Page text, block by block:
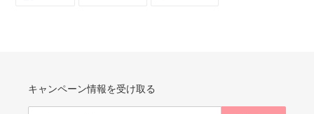
キャンペーン情報を受け取る